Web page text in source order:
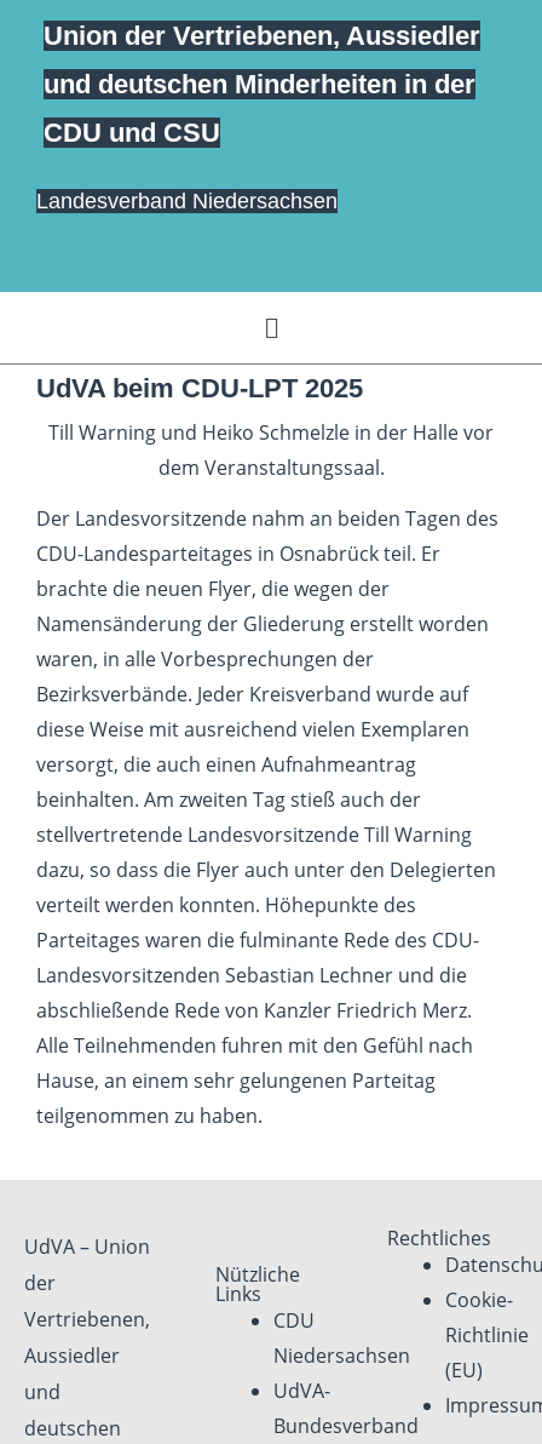
springen
Inhalt
springen
Union der Vertriebenen, Aussiedler
und deutschen Minderheiten in der
CDU und CSU
Landesverband Niedersachsen
Menü
UdVA beim CDU-LPT 2025
Till Warning und Heiko Schmelzle in der Halle vor
dem Veranstaltungssaal.
Der Landesvorsitzende nahm an beiden Tagen des
CDU-Landesparteitages in Osnabrück teil. Er
brachte die neuen Flyer, die wegen der
Namensänderung der Gliederung erstellt worden
waren, in alle Vorbesprechungen der
Bezirksverbände. Jeder Kreisverband wurde auf
diese Weise mit ausreichend vielen Exemplaren
versorgt, die auch einen Aufnahmeantrag
beinhalten. Am zweiten Tag stieß auch der
stellvertretende Landesvorsitzende Till Warning
dazu, so dass die Flyer auch unter den Delegierten
verteilt werden konnten. Höhepunkte des
Parteitages waren die fulminante Rede des CDU-
Landesvorsitzenden Sebastian Lechner und die
abschließende Rede von Kanzler Friedrich Merz.
Alle Teilnehmenden fuhren mit den Gefühl nach
Hause, an einem sehr gelungenen Parteitag
teilgenommen zu haben.
UdVA – Union
der
Vertriebenen,
Aussiedler
und
deutschen
Nützliche
Links
CDU
Niedersachsen
UdVA-
Bundesverband
Rechtliches
Cookie-
Richtlinie
(EU)